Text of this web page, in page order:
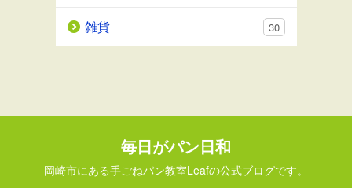
雑貨 30
毎日がパン日和
岡崎市にある手ごねパン教室Leafの公式ブログです。